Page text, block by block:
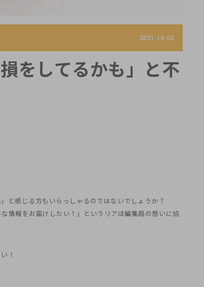
2021.10.03
をしてるかも」と不
と感じる方もいらっしゃるのではないでしょうか？
情報をお届けしたい！」というリアほ編集局の想いに協
！